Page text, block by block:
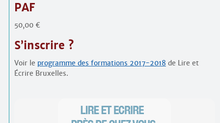
PAF
50,00 €
S’inscrire ?
Voir le programme des formations 2017-2018 de Lire et
Écrire Bruxelles.